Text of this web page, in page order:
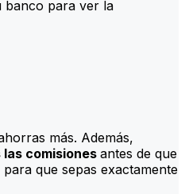
banco para ver la
más. Además,
comisiones antes de que
que sepas exactamente